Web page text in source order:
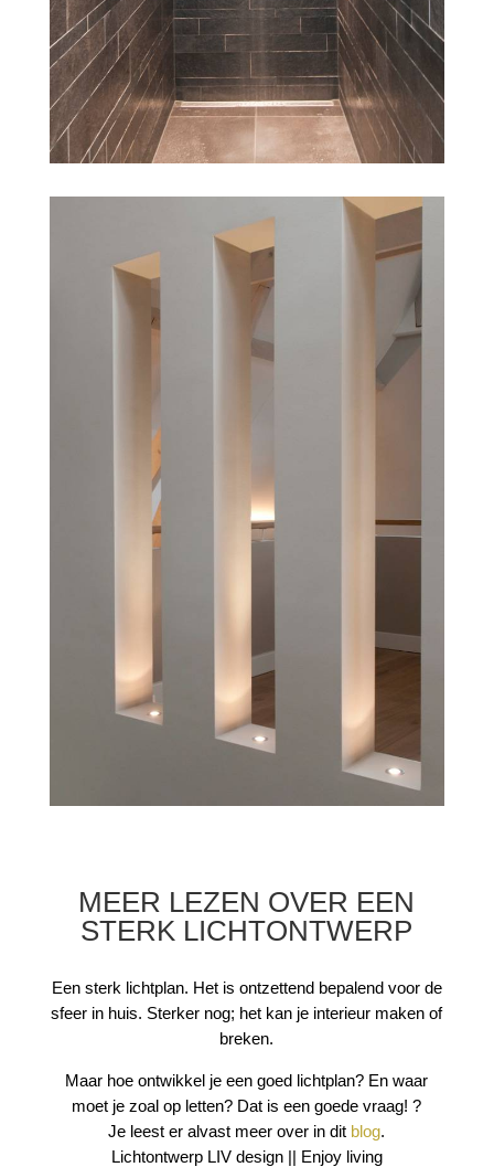
MEER LEZEN OVER EEN
STERK LICHTONTWERP
Een sterk lichtplan. Het is ontzettend bepalend voor de
sfeer in huis. Sterker nog; het kan je interieur maken of
breken.
Maar hoe ontwikkel je een goed lichtplan? En waar
moet je zoal op letten? Dat is een goede vraag!?
Je leest er alvast meer over in dit blog.
Lichtontwerp LIV design || Enjoy living